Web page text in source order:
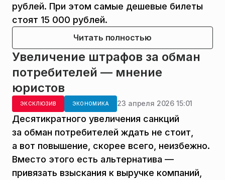
рублей. При этом самые дешевые билеты
стоят 15 000 рублей.
Читать полностью
Увеличение штрафов за обман
потребителей — мнение
юристов
ЭКСКЛЮЗИВ ЭКОНОМИКА 23 апреля 2026 15:01
Десятикратного увеличения санкций
за обман потребителей ждать не стоит,
а вот повышение, скорее всего, неизбежно.
Вместо этого есть альтернатива —
привязать взыскания к выручке компаний,